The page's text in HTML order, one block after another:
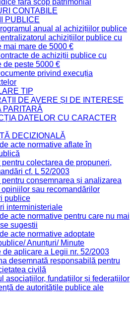
fără scop patrimonial
CONTABILE
PUBLICE
anual al achizițiilor publice
achizițiilor publice cu
mai mare de 5000 €
de achiziții publice cu
de peste 5000 €
privind execuția
TIP
DE AVERE ȘI DE INTERESE
PARITARĂ
DATELOR CU CARACTER
DECIZIONALĂ
acte normative aflate în
colectarea de propuneri,
cf. L 52/2003
consemnarea și analizarea
opiniilor sau recomandărilor
publice
interministeriale
acte normative pentru care nu mai
sugestii
acte normative adoptate
Anunțuri/ Minute
de aplicare a Legii nr. 52/2003
desemnată responsabilă pentru
civilă
asociațiilor, fundațiilor și federațiilor
de autoritățile publice ale